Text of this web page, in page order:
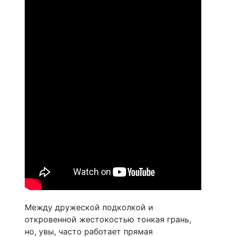
Между дружеской подколкой и
откровенной жестокостью тонкая грань,
но, увы, часто работает прямая